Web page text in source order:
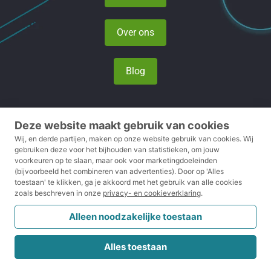
Deze website maakt gebruik van cookies
Wij, en derde partijen, maken op onze website gebruik van cookies. Wij
gebruiken deze voor het bijhouden van statistieken, om jouw
voorkeuren op te slaan, maar ook voor marketingdoeleinden
(bijvoorbeeld het combineren van advertenties). Door op 'Alles
toestaan' te klikken, ga je akkoord met het gebruik van alle cookies
zoals beschreven in onze privacy- en cookieverklaring.
Alleen noodzakelijke toestaan
Alles toestaan
Over ons
Blog
Privacy- en cookieverklaring
Voorwaarden
Disclaimer
Klachtenreglement
CRKBO